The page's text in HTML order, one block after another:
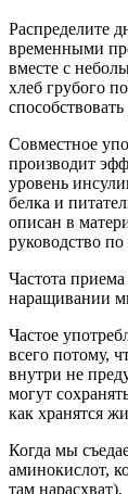
Распределите
временными
вместе с
хлеб грубого
Совместное
производит
уровень
белка и
описан в
руководство
Частота
наращивании
Частое
всего потому,
внутри не
могут
как хранятся
Когда мы
аминокислот,
там нарасхват).